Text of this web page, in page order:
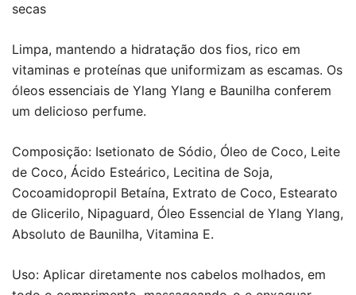
secas
Limpa, mantendo a hidratação dos fios, rico em
vitaminas e proteínas que uniformizam as escamas. Os
óleos essenciais de Ylang Ylang e Baunilha conferem
um delicioso perfume.
Composição: Isetionato de Sódio, Óleo de Coco, Leite
de Coco, Ácido Esteárico, Lecitina de Soja,
Cocoamidopropil Betaína, Extrato de Coco, Estearato
de Glicerilo, Nipaguard, Óleo Essencial de Ylang Ylang,
Absoluto de Baunilha, Vitamina E.
Uso: Aplicar diretamente nos cabelos molhados, em